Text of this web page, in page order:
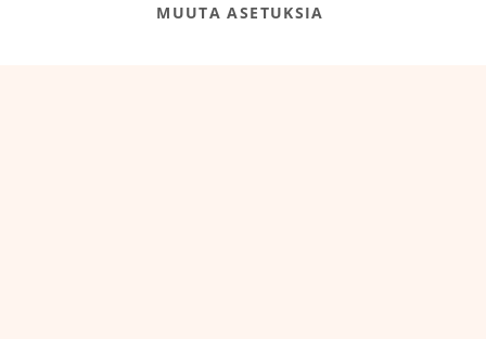
@‌2025 FooDeliDooMUUTA ASETUKSIA